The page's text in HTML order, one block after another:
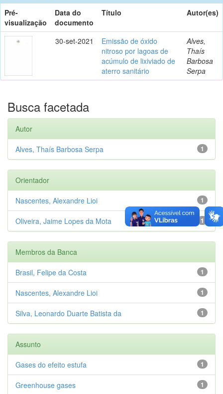
Pré-
visualização
Data do
documento
Título Autor(es)
30-set-2021
Emissão de óxido
nitroso por lagoas de
acúmulo de lixiviado de
aterro sanitário
Alves,
Thaís
Barbosa
Serpa
Busca facetada
Autor
1
Alves, Thaís Barbosa Serpa
Orientador
1
Nascentes, Alexandre Lioi
1
Oliveira, Jaime Lopes da Mota
Membros da Banca
1
Brasil, Felipe da Costa
1
Nascentes, Alexandre Lioi
1
Silva, Leonardo Duarte Batista da
Assunto
1
Gases do efeito estufa
1
Greenhouse gases